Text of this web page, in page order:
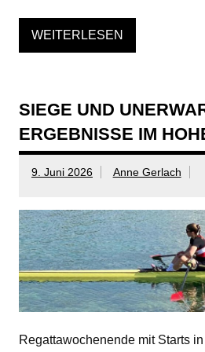
WEITERLESEN
SIEGE UND
ERGEBNISSE IM
9. Juni 2026 Anne Gerlach
Regattawochenende mit Starts